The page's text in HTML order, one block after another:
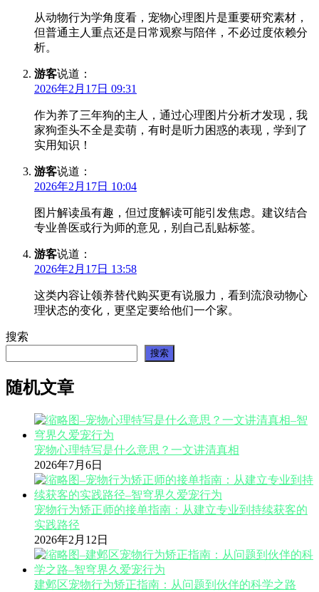
从动物行为学角度看，宠物心理图片是重要研究素材，
但普通主人重点还是日常观察与陪伴，不必过度依赖分
析。
游客说道：
2026年2月17日 09:31
作为养了三年狗的主人，通过心理图片分析才发现，我
家狗歪头不全是卖萌，有时是听力困惑的表现，学到了
实用知识！
游客说道：
2026年2月17日 10:04
图片解读虽有趣，但过度解读可能引发焦虑。建议结合
专业兽医或行为师的意见，别自己乱贴标签。
游客说道：
2026年2月17日 13:58
这类内容让领养替代购买更有说服力，看到流浪动物心
理状态的变化，更坚定要给他们一个家。
搜索
搜索
随机文章
宠物心理特写是什么意思？一文讲清真相
2026年7月6日
宠物行为矫正师的接单指南：从建立专业到持续获客的
实践路径
2026年2月12日
建邺区宠物行为矫正指南：从问题到伙伴的科学之路